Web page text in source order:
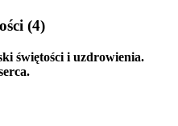
(4)
świętości i uzdrowienia.